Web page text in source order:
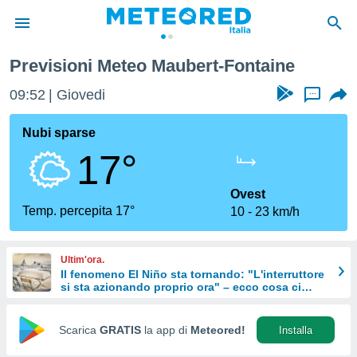
di
per
le
di
Web
Previsioni Meteo Maubert-Fontaine
09:52 Giovedi ...
Nubi sparse
17°
Temp. percepita 17°
Ovest
10
23 km/h
Ultim'ora.
Il fenomeno El Niño sta tornando: "L'interruttore
si sta azionando proprio ora" – ecco cosa ci
Scarica GRATIS la app di Meteored! Installa